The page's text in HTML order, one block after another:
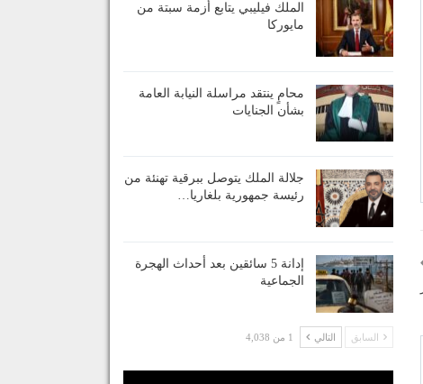
الملك فيليبي يتابع أزمة سبتة من
مايوركا
محامٍ ينتقد مراسلة النيابة العامة
بشأن الجنايات
جلالة الملك يتوصل ببرقية تهنئة من
رئيسة جمهورية بلغاريا…
إدانة 5 سائقين بعد أحداث الهجرة
الجماعية
السابق التالي 1 من 4,038